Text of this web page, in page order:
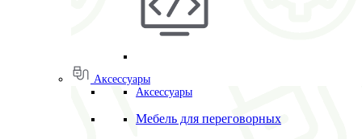
Аксессуары
Аксессуары
Мебель для переговорных